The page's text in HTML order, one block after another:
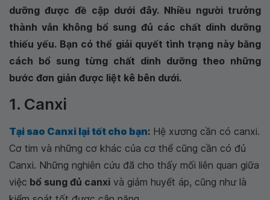
dưỡng được đề cập dưới đây. Nhiều người trưởng
thành vẫn không bổ sung đủ các chất dinh dưỡng
thiếu yếu. Bạn có thể giải quyết tình trạng này bằng
cách bổ sung từng chất dinh dưỡng theo những
bước đơn giản được liệt kê bên dưới.
1. Canxi
Tại sao Canxi lại tốt cho bạn: Hệ xương cần có canxi.
Cơ tim và những cơ khác của cơ thể cũng cần có đủ
Canxi. Những nghiên cứu đã cho thấy mối liên quan giữa
việc bổ sung đủ canxi và giảm huyết áp, cũng như là